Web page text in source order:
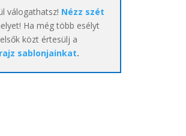
válogathatsz! Nézz szét
Ha még több esélyt
közt értesülj a
sablonjainkat.